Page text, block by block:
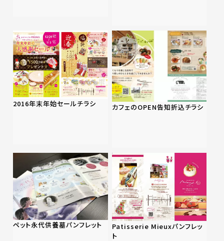
2016年末年始セールチラシ カフェのOPEN告知折込チラシ
ペット永代供養墓パンフレット
Patisserie Mieuxパンフレッ
ト